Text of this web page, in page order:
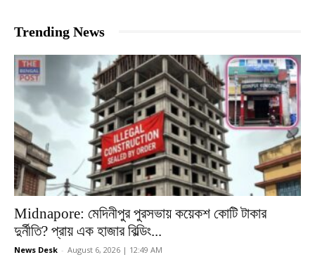
Trending News
Midnapore: মেদিনীপুর পুরসভায় কয়েকশ কোটি টাকার
দুর্নীতি? প্রায় এক হাজার বিল্ডিং...
News Desk - August 6, 2026 | 12:49 AM